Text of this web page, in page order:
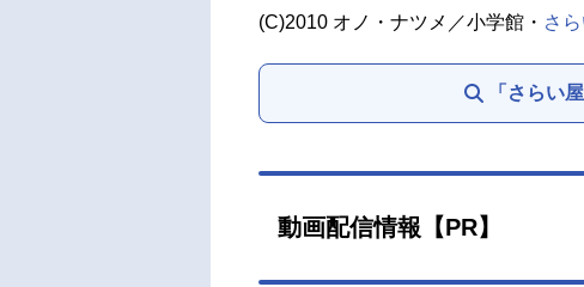
(C)2010 オノ・ナツメ／小学館・ さ
「さらい
動画配信情報【PR】